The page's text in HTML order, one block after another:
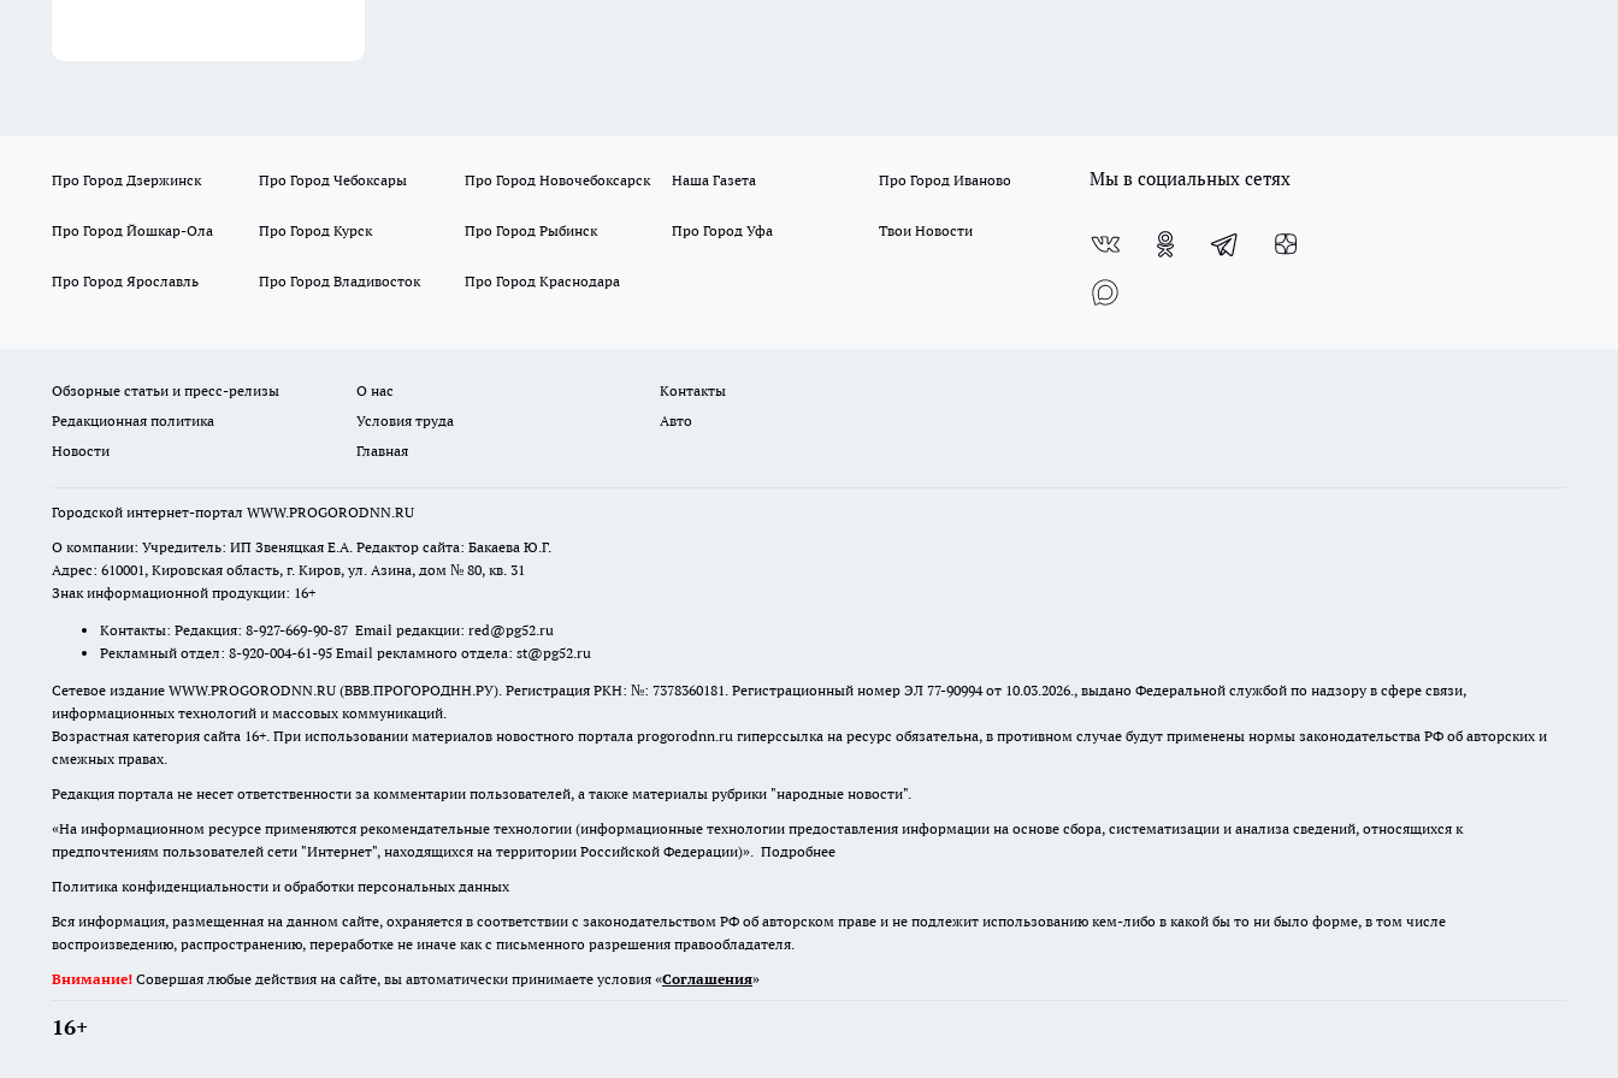
Про Город Дзержинск Про Город Чебоксары Про Город Новочебоксарск Наша Газета Про Город Иваново
Про Город Йошкар-Ола Про Город Курск Про Город Рыбинск Про Город Уфа Твои Новости
Про Город Ярославль Про Город Владивосток Про Город Краснодара
Мы в социальных сетях
Обзорные статьи и пресс-релизы О нас
Контакты
Редакционная политика
Условия труда
Авто
Новости
Главная
Городской интернет-портал WWW.PROGORODNN.RU
О компании: Учредитель: ИП Звеняцкая Е.А. Редактор сайта: Бакаева Ю.Г.
Адрес: 610001, Кировская область, г. Киров, ул. Азина, дом № 80, кв. 31
Знак информационной продукции: 16+
Контакты: Редакция: 8-927-669-90-87 Email редакции: red@pg52.ru
Рекламный отдел: 8-920-004-61-95 Email рекламного отдела: st@pg52.ru
Сетевое издание WWW.PROGORODNN.RU (ВВВ.ПРОГОРОДНН.РУ). Регистрация РКН: №: 7378360181. Регистрационный номер ЭЛ 77-90994 от 10.03.2026., выдано Федеральной службой по надзору в сфере связи,
информационных технологий и массовых коммуникаций.
Возрастная категория сайта 16+. При использовании материалов новостного портала progorodnn.ru гиперссылка на ресурс обязательна, в противном случае будут применены нормы законодательства РФ об авторских и
смежных правах.
Редакция портала не несет ответственности за комментарии пользователей, а также материалы рубрики "народные новости".
«На информационном ресурсе применяются рекомендательные технологии (информационные технологии предоставления информации на основе сбора, систематизации и анализа сведений, относящихся к
предпочтениям пользователей сети "Интернет", находящихся на территории Российской Федерации)». Подробнее
Политика конфиденциальности и обработки персональных данных
Вся информация, размещенная на данном сайте, охраняется в соответствии с законодательством РФ об авторском праве и не подлежит использованию кем-либо в какой бы то ни было форме, в том числе
воспроизведению, распространению, переработке не иначе как с письменного разрешения правообладателя.
Внимание! Совершая любые действия на сайте, вы автоматически принимаете условия «Cоглашения»
16+